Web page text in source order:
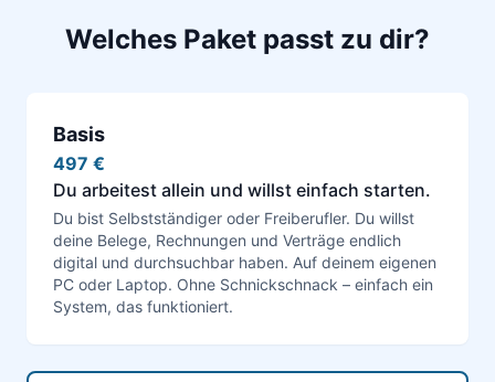
Welches Paket passt zu dir?
Basis
497 €
Du arbeitest allein und willst einfach starten.
Du bist Selbstständiger oder Freiberufler. Du willst
deine Belege, Rechnungen und Verträge endlich
digital und durchsuchbar haben. Auf deinem eigenen
PC oder Laptop. Ohne Schnickschnack – einfach ein
System, das funktioniert.